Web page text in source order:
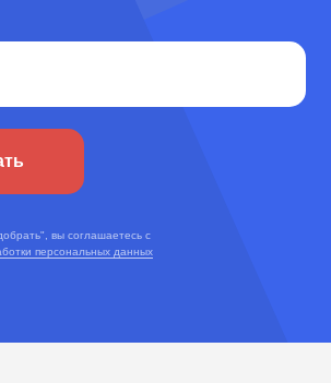
вы соглашаетесь с
персональных данных